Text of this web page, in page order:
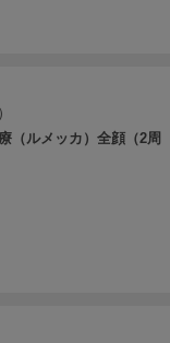
（ルメッカ）全顔（2周